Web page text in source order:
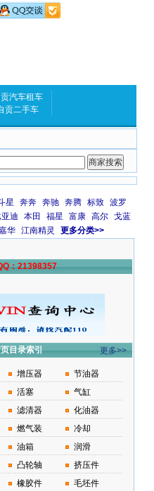
汽车租车
贡二手车
星 奔奔 奔驰 奔腾 标致 波罗
亚迪 本田 福星 富康 高尔 戈蓝
华 江南精灵 更多分类>>
：21398357
目录索引 更多>>
增压器
节油器
活塞
气缸
滤清器
化油器
燃气装
冷却
油箱
润滑
凸轮轴
挤压件
橡胶件
毛坯件